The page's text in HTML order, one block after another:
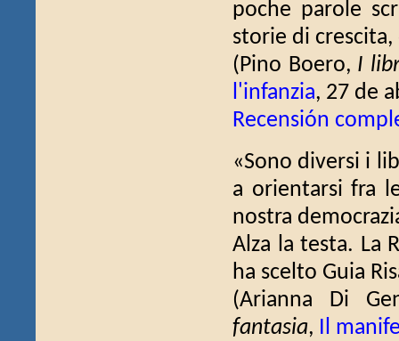
poche parole
storie di
(Pino Boero, I
l'infanzia, 27 de
Recensión
«Sono diversi i
a orientarsi fra
nostra
Alza la testa. La
ha scelto Guia
(Arianna Di
fantasia, Il